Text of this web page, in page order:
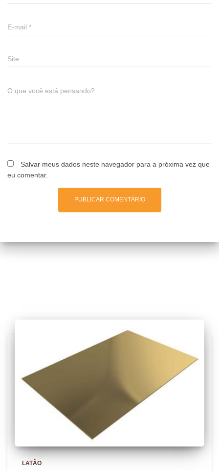
E-mail *
Site
O que você está pensando?
Salvar meus dados neste navegador para a próxima vez que
eu comentar.
LATÃO